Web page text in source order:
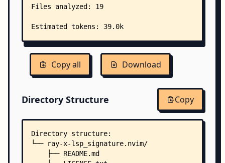
Copy all Download
Directory Structure Copy
Directory structure:
└── ray-x-lsp_signature.nvim/
    ├── README.md